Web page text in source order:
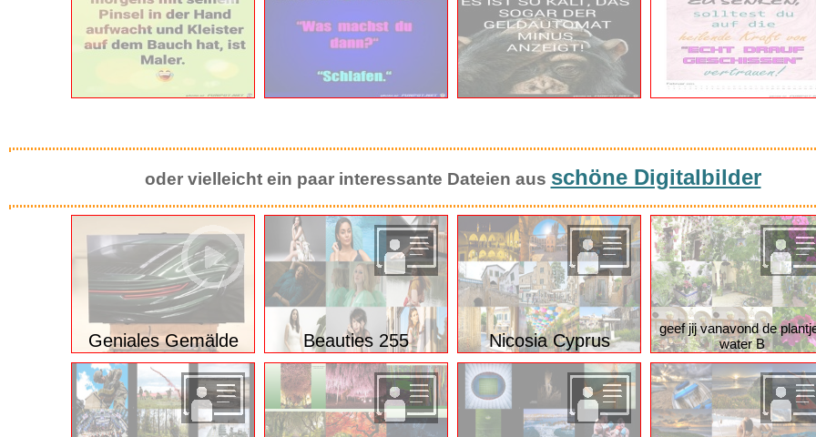
oder vielleicht ein paar interessante Dateien ausschöne Digitalbilder
Geniales Gemälde Beauties 255 Nicosia Cyprus
geef jij vanavond de
water B